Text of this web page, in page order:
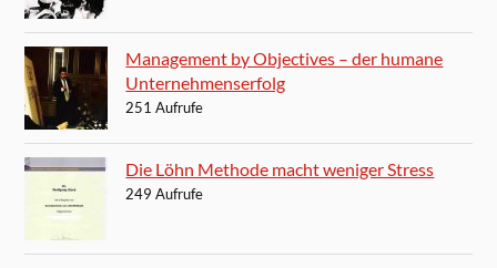
Management by Objectives – der humane
Unternehmenserfolg
251 Aufrufe
Die Löhn Methode macht weniger Stress
249 Aufrufe